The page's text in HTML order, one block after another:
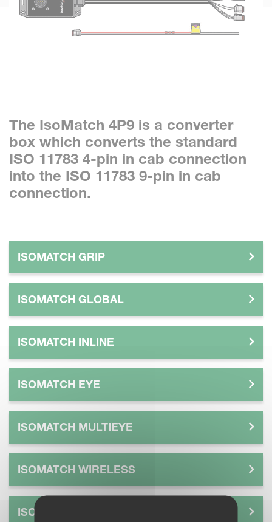
The IsoMatch 4P9 is a converter
box which converts the standard
ISO 11783 4-pin in cab connection
into the ISO 11783 9-pin in cab
connection.
ISOMATCH GRIP
ISOMATCH GLOBAL
ISOMATCH INLINE
ISOMATCH EYE
ISOMATCH MULTIEYE
ISOMATCH WIRELESS
ISOMATCH POWER